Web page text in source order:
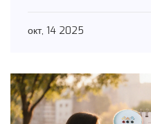
окт, 14 2025